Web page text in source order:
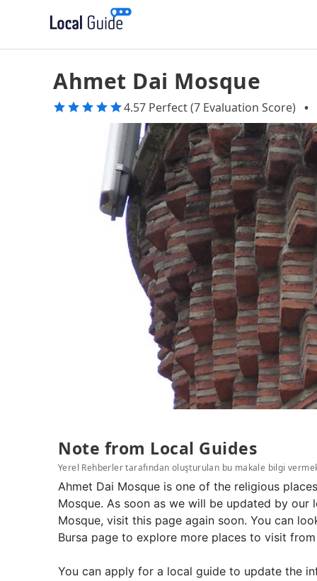
Ahmet Dai Mosque
4.57 Perfect (7 Evaluation Score) •
Note from Local Guides
Yerel Rehberler tarafından oluşturulan bu makale bilgi
Ahmet Dai Mosque is one of the religious
Mosque. As soon as we will be updated by
Mosque, visit this page again soon. You can
Bursa page to explore more places to visit
You can apply for a local guide to update the